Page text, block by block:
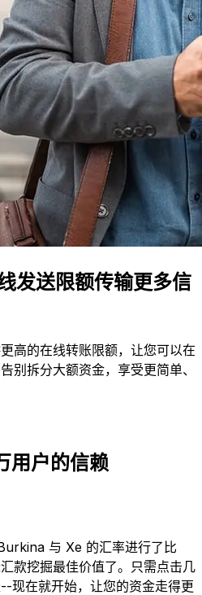
发送限额传输更多信
高的在线转账限额，让您可以在
别拆分大额资金，享受更简单、
用户的信赖
与 Xe 的汇率进行了比
款挖掘最佳价值了。只需点击几
现在就开始，让您的资金走得更